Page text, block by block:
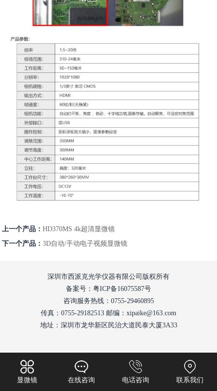
上一个产品：HD370MS 4k超清显微镜
下一个产品：3D自动/手动电子视频显微镜
深圳市西派克光学仪器有限公司版权所有
备案号：粤ICP备16075587号
咨询服务热线：0755-29460895
传真：0755-29182513 邮编：xipaike@163.com
地址：深圳市龙华新区民治大道民泰大厦3A33
显微镜 在线咨询 电话咨询 联系我们